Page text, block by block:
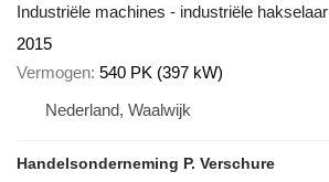
Industriële machines - industriële hakselaar
2015
Vermogen 540 PK (397 kW)
Nederland, Waalwijk
Handelsonderneming P. Verschure